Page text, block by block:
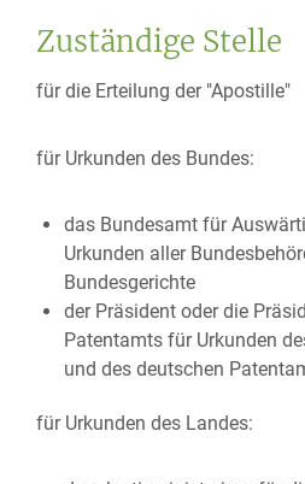
Zuständige Stelle
für die Erteilung der "Apostille"
für Urkunden des Bundes:
das Bundesamt für
Urkunden aller
Bundesgerichte
der Präsident oder die
Patentamts für Urkunden
und des deutschen
für Urkunden des Landes: